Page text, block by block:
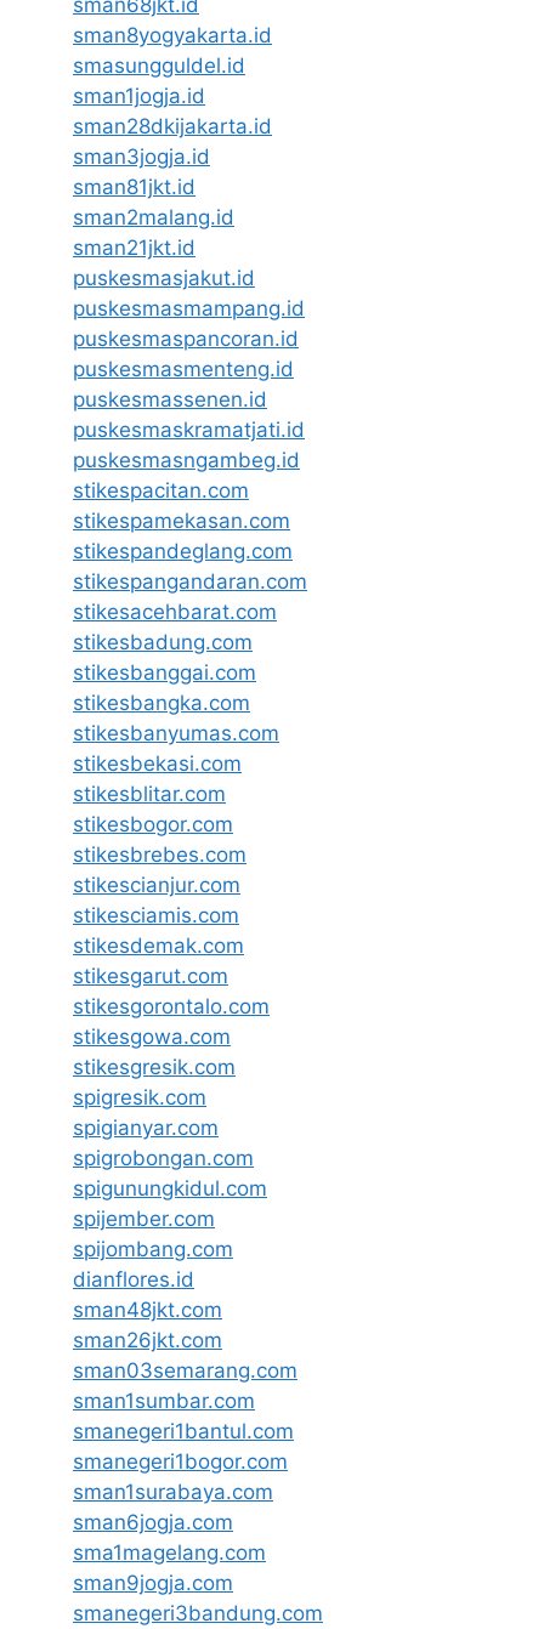
sman8yogyakarta.id
smasungguldel.id
sman1jogja.id
sman28dkijakarta.id
sman3jogja.id
sman81jkt.id
sman2malang.id
sman21jkt.id
puskesmasjakut.id
puskesmasmampang.id
puskesmaspancoran.id
puskesmasmenteng.id
puskesmassenen.id
puskesmaskramatjati.id
puskesmasngambeg.id
stikespacitan.com
stikespamekasan.com
stikespandeglang.com
stikespangandaran.com
stikesacehbarat.com
stikesbadung.com
stikesbanggai.com
stikesbangka.com
stikesbanyumas.com
stikesbekasi.com
stikesblitar.com
stikesbogor.com
stikesbrebes.com
stikescianjur.com
stikesciamis.com
stikesdemak.com
stikesgarut.com
stikesgorontalo.com
stikesgowa.com
stikesgresik.com
spigresik.com
spigianyar.com
spigrobongan.com
spigunungkidul.com
spijember.com
spijombang.com
dianflores.id
sman48jkt.com
sman26jkt.com
sman03semarang.com
sman1sumbar.com
smanegeri1bantul.com
smanegeri1bogor.com
sman1surabaya.com
sman6jogja.com
sma1magelang.com
sman9jogja.com
smanegeri3bandung.com